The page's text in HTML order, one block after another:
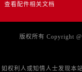
查看配件相关文档
版权所有 Copyright @
如权利人或知情人士发现本